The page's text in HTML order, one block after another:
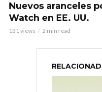
Nuevos aranceles
Watch en EE. UU.
131 views 2 min read